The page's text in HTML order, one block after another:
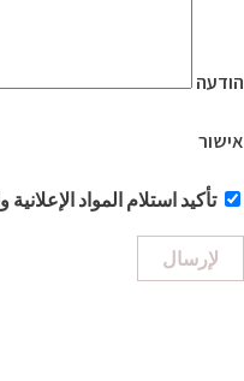
הודעה
אישור
تأكيد استلام المواد
لإرسال